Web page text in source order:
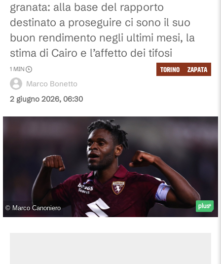
granata: alla base del rapporto
destinato a proseguire ci sono il suo
buon rendimento negli ultimi mesi, la
stima di Cairo e l’affetto dei tifosi
2 giugno 2026, 06:30
Marco Bonetto
1 MIN ZAPATA
TORINO
© Marco Canoniero